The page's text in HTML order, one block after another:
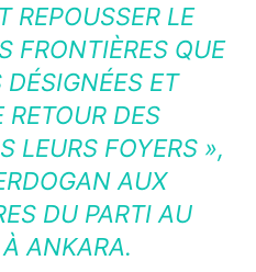
REPOUSSER LE
FRONTIÈRES QUE
ET
RETOUR DES
LEURS FOYERS »,
AUX
DU PARTI AU
ANKARA.